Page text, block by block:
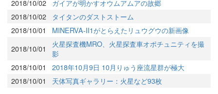
2018/10/02
ガイアが明かすオウムアムアの故郷
2018/10/02
タイタンのダストストーム
2018/10/01
MINERVA-II1がとらえたリュウグウの新画像
2018/10/01
火星探査機MRO、火星探査車オポチュニティを撮
影
2018/10/01
2018年10月9日 10月りゅう座流星群が極大
2018/10/01
天体写真ギャラリー：火星など93枚